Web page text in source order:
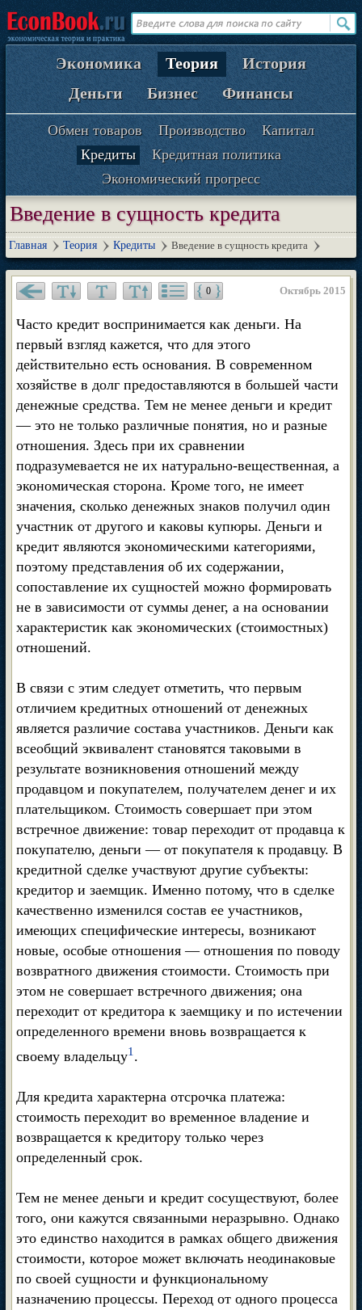
Экономика Теория
История
Деньги
Бизнес Финансы
Обмен товаров Производство
Капитал
Кредиты
Кредитная политика
Экономический прогресс
Введение в сущность кредита
Главная Теория Кредиты Введение в сущность кредита
0 Октябрь 2015
Часто кредит воспринимается как деньги. На
первый взгляд кажется, что для этого
действительно есть основания. В современном
хозяйстве в долг предоставляются в большей части
денежные средства. Тем не менее деньги и кредит
— это не только различные понятия, но и разные
отношения. Здесь при их сравнении
подразумевается не их натурально-вещественная, а
экономическая сторона. Кроме того, не имеет
значения, сколько денежных знаков получил один
участник от другого и каковы купюры. Деньги и
кредит являются экономическими категориями,
поэтому представления об их содержании,
сопоставление их сущностей можно формировать
не в зависимости от суммы денег, а на основании
характеристик как экономических (стоимостных)
отношений.
В связи с этим следует отметить, что первым
отличием кредитных отношений от денежных
является различие состава участников. Деньги как
всеобщий эквивалент становятся таковыми в
результате возникновения отношений между
продавцом и покупателем, получателем денег и их
плательщиком. Стоимость совершает при этом
встречное движение: товар переходит от продавца к
покупателю, деньги — от покупателя к продавцу. В
кредитной сделке участвуют другие субъекты:
кредитор и заемщик. Именно потому, что в сделке
качественно изменился состав ее участников,
имеющих специфические интересы, возникают
новые, особые отношения — отношения по поводу
возвратного движения стоимости. Стоимость при
этом не совершает встречного движения; она
переходит от кредитора к заемщику и по истечении
определенного времени вновь возвращается к
своему владельцу1 .
Для кредита характерна отсрочка платежа:
стоимость переходит во временное владение и
возвращается к кредитору только через
определенный срок.
Тем не менее деньги и кредит сосуществуют, более
того, они кажутся связанными неразрывно. Однако
это единство находится в рамках общего движения
стоимости, которое может включать неодинаковые
по своей сущности и функциональному
назначению процессы. Переход от одного процесса